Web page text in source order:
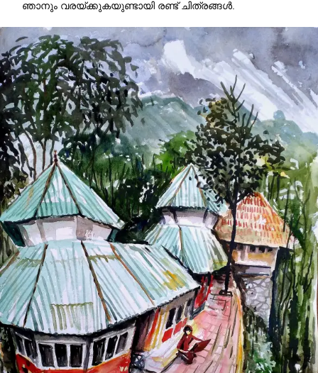
ഞാനും വരയ്ക്കുകയുണ്ടായി രണ്ട് ചിത്രങ്ങൾ.